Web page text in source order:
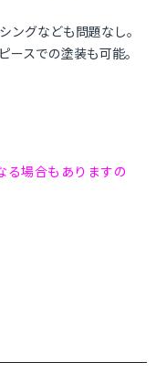
ングなども問題なし。
スでの塗装も可能。
る場合もありますの